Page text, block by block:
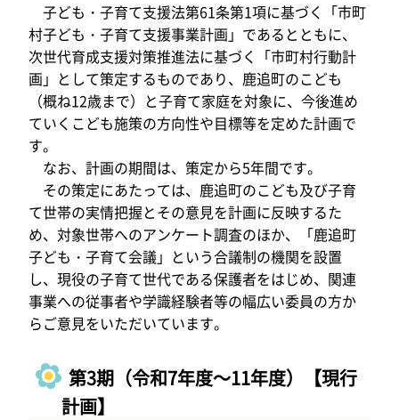
子ども・子育て支援法第61条第1項に基づく「市町
村子ども・子育て支援事業計画」であるとともに、
次世代育成支援対策推進法に基づく「市町村行動計
画」として策定するものであり、鹿追町のこども
（概ね12歳まで）と子育て家庭を対象に、今後進め
ていくこども施策の方向性や目標等を定めた計画で
す。
なお、計画の期間は、策定から5年間です。
その策定にあたっては、鹿追町のこども及び子育
て世帯の実情把握とその意見を計画に反映するた
め、対象世帯へのアンケート調査のほか、「鹿追町
子ども・子育て会議」という合議制の機関を設置
し、現役の子育て世代である保護者をはじめ、関連
事業への従事者や学識経験者等の幅広い委員の方か
らご意見をいただいています。
第3期（令和7年度～11年度）【現行
計画】